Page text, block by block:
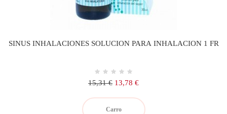
SINUS INHALACIONES SOLUCION PARA INHALACION 1 FR
Precio
15,31 € Precio
13,78 €
Carro